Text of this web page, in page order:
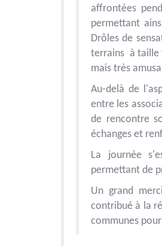
affrontées
permettant
Drôles de
terrains à taille
mais très
Au-delà de
entre les
de rencontre
échanges et
La journée
permettant de
Un grand
contribué à la
communes